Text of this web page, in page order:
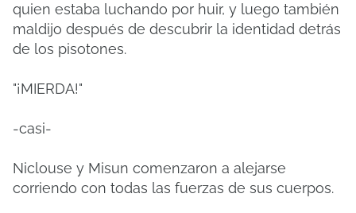
quien estaba luchando por huir, y luego también
maldijo después de descubrir la identidad detrás
de los pisotones.
"¡MIERDA!"
-casi-
Niclouse y Misun comenzaron a alejarse
corriendo con todas las fuerzas de sus cuerpos.